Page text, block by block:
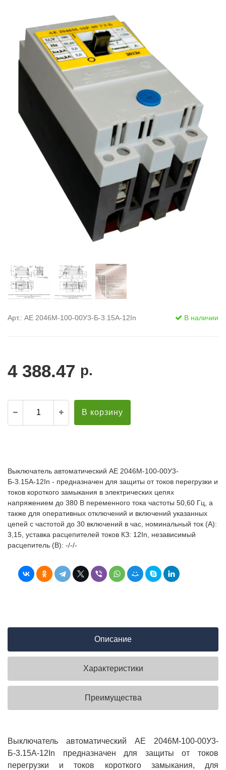
диэлектрические
Стремянки с
Стремянки с
опорой
Ширмы
РЗА (шторы)
Штендеры
Щиты
Арт.: АЕ 2046М-100-00У3-Б-3.15А-12In В наличии
4 388.47 р.
В корзину
Выключатель автоматический АЕ 2046М-100-00У3-
Б-3.15А-12In - предназначен для защиты от токов перегрузки и
токов короткого замыкания в электрических цепях
напряжением до 380 В переменного тока частоты 50,60 Гц, а
также для оперативных отключений и включений указанных
цепей с частотой до 30 включений в час, номинальный ток (А):
3,15, уставка расцепителей токов КЗ: 12In, независимый
расцепитель (В): -/-/-
Описание
Характеристики
Преимущества
Выключатель автоматический АЕ 2046М-100-00У3-
Б-3.15А-12In предназначен для защиты от токов
перегрузки и токов короткого замыкания, для